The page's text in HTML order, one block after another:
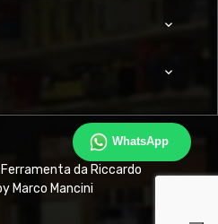
WhatsApp


da Riccardo
Marco Mancini